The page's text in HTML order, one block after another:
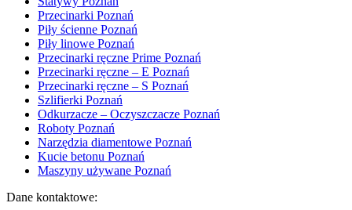
Przecinarki Poznań
Piły ścienne Poznań
Piły linowe Poznań
Przecinarki ręczne Prime Poznań
Przecinarki ręczne – E Poznań
Przecinarki ręczne – S Poznań
Szlifierki Poznań
Odkurzacze – Oczyszczacze Poznań
Roboty Poznań
Narzędzia diamentowe Poznań
Kucie betonu Poznań
Maszyny używane Poznań
Dane kontaktowe: